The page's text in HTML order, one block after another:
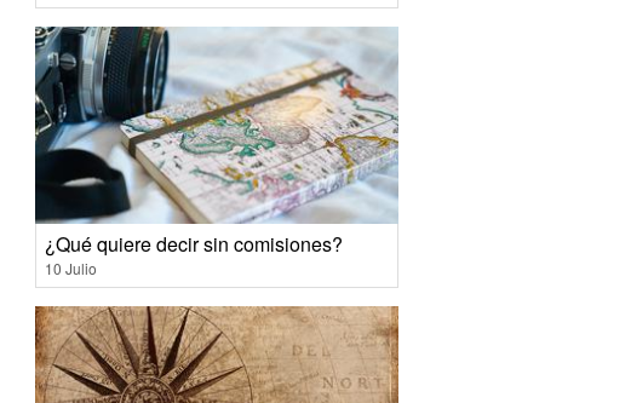
¿Qué quiere decir sin comisiones?
10 Julio